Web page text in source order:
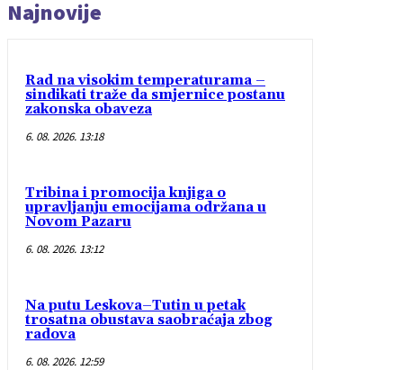
Najnovije
Rad na visokim temperaturama –
sindikati traže da smjernice postanu
zakonska obaveza
6. 08. 2026. 13:18
Tribina i promocija knjiga o
upravljanju emocijama održana u
Novom Pazaru
6. 08. 2026. 13:12
Na putu Leskova–Tutin u petak
trosatna obustava saobraćaja zbog
radova
6. 08. 2026. 12:59